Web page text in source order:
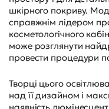
шкірного покриву.
справжнім лідером
косметологічного
може розглянути
провести процедури
Творці цього
над її дизайном і
наявність